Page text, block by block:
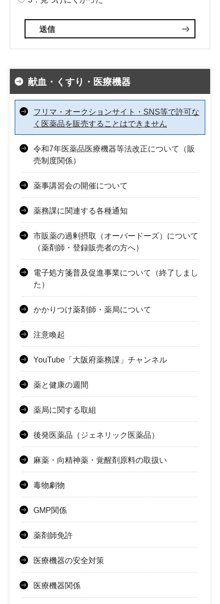
献血・くすり・医療機器
フリマ・オークションサイト・SNS等で許可な
く医薬品を販売することはできません
令和7年医薬品医療機器等法改正について（販
売制度関係）
薬事講習会の開催について
薬務課に関連する各種通知
市販薬の過剰摂取（オーバードーズ）について
（薬剤師・登録販売者の方へ）
電子処方箋普及促進事業について（終了しまし
た）
かかりつけ薬剤師・薬局について
注意喚起
YouTube「大阪府薬務課」チャンネル
薬と健康の週間
薬局に関する取組
後発医薬品（ジェネリック医薬品）
麻薬・向精神薬・覚醒剤原料の取扱い
毒物劇物
GMP関係
薬剤師免許
医療機器の安全対策
医療機器関係